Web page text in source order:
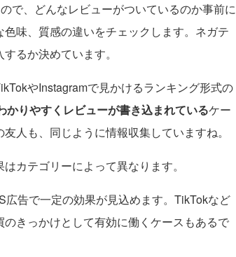
ので、どんなレビューがついているのか事前に
味、質感の違いをチェックします。ネガテ
るか決めています。
やInstagramで見かけるランキング形式の
りやすくレビューが書き込まれているケー
人も、同じように情報収集していますね。
カテゴリーによって異なります。
告で一定の効果が見込めます。TikTokなど
きっかけとして有効に働くケースもあるで